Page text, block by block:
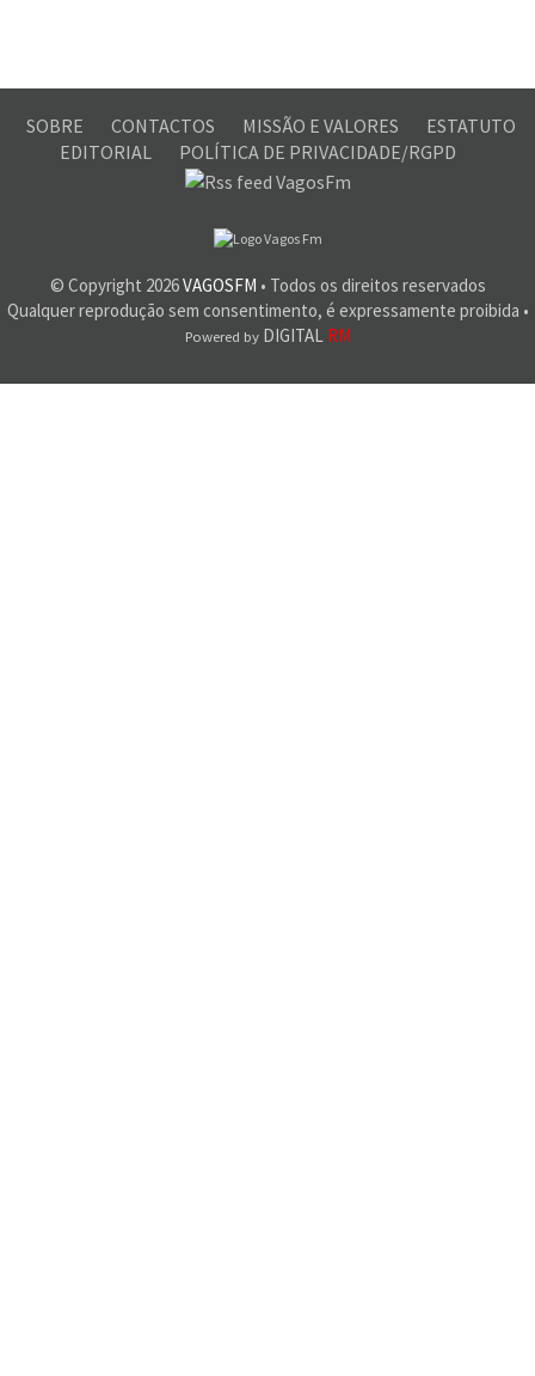
SOBRE CONTACTOS MISSÃO E VALORES
ESTATUTO
EDITORIAL
POLÍTICA DE PRIVACIDADE/RGPD
© Copyright 2026VAGOSFM • Todos os direitos reservados
Qualquer reprodução sem consentimento, é expressamente proibida •
Powered byDIGITAL RM